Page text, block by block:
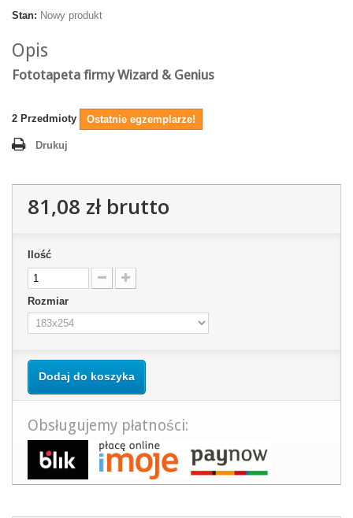
Stan: Nowy produkt
Opis
Fototapeta firmy Wizard & Genius
2 Przedmioty Ostatnie egzemplarze!
Drukuj
81,08 złbrutto
Ilość
Rozmiar
Dodaj do koszyka
Obsługujemy płatności: